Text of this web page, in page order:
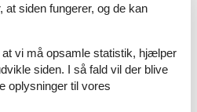
feriehusområde i Houstrup
naturstier. Området er ideelt til
løbetur i den vestjyske natur.
ligger kun ca.4 kmfra huset
og masser af plads til lange
ved vandet.
siden fungerer, og de kan
vi må opsamle statistik, hjælper
siden. I så fald vil der blive
oplysninger til vores